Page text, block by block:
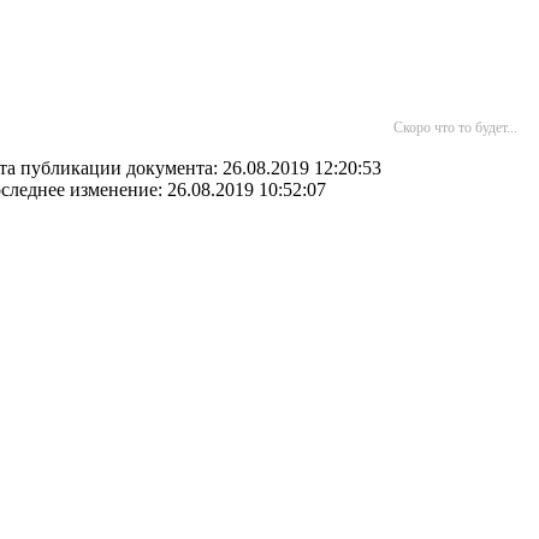
Скоро что то будет...
публикации документа: 26.08.2019 12:20:53
изменение: 26.08.2019 10:52:07